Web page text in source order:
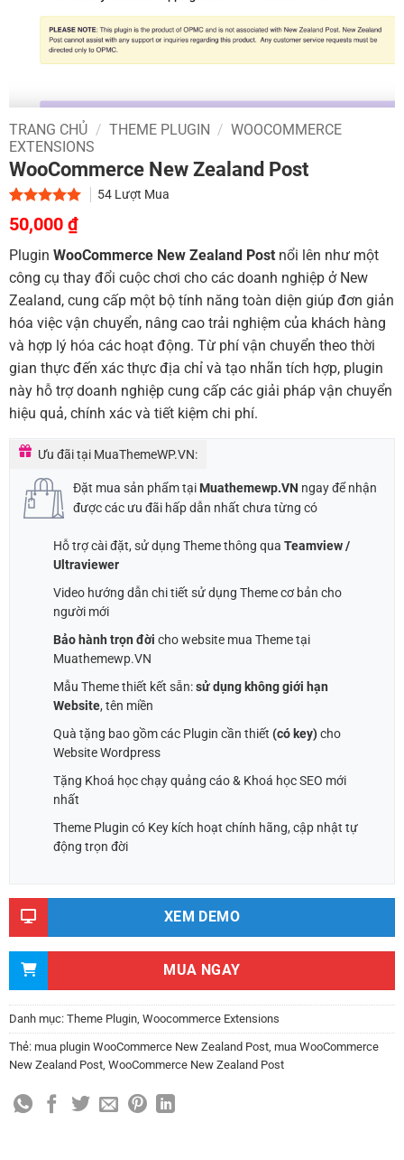
TRANG CHỦ / THEME PLUGIN / WOOCOMMERCE
EXTENSIONS
WooCommerce New Zealand Post
5.00 trên 5
dựa trên
2
54Lượt Mua
Giá
gốc
là:
700,000 ₫.
50,000 ₫Giá
hiện
tại
là:
50,000 ₫.
Plugin WooCommerce New Zealand Post nổi lên như một
công cụ thay đổi cuộc chơi cho các doanh nghiệp ở New
Zealand, cung cấp một bộ tính năng toàn diện giúp đơn giản
hóa việc vận chuyển, nâng cao trải nghiệm của khách hàng
và hợp lý hóa các hoạt động. Từ phí vận chuyển theo thời
gian thực đến xác thực địa chỉ và tạo nhãn tích hợp, plugin
này hỗ trợ doanh nghiệp cung cấp các giải pháp vận chuyển
hiệu quả, chính xác và tiết kiệm chi phí.
Ưu đãi tại MuaThemeWP.VN:
Đặt mua sản phẩm tại Muathemewp.VN ngay để nhận
được các ưu đãi hấp dẫn nhất chưa từng có
Hỗ trợ cài đặt, sử dụng Theme thông qua Teamview /
Ultraviewer
Video hướng dẫn chi tiết sử dụng Theme cơ bản cho
người mới
Bảo hành trọn đời cho website mua Theme tại
Muathemewp.VN
Mẫu Theme thiết kết sẵn:sử dụng không giới hạn
Website, tên miền
Quà tặng bao gồm các Plugin cần thiết (có key)cho
Website Wordpress
Tặng Khoá học chạy quảng cáo & Khoá học SEO mới
nhất
Theme Plugin có Key kích hoạt chính hãng, cập nhật tự
động trọn đời
XEM DEMO
MUA NGAY
Danh mục: Theme Plugin Woocommerce Extensions
Thẻ: mua plugin WooCommerce New Zealand Post mua WooCommerce
New Zealand Post WooCommerce New Zealand Post